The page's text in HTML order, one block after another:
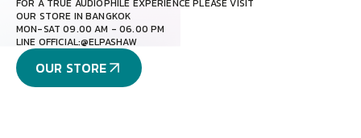
FOR A TRUE AUDIOPHILE EXPERIENCE PLEASE VISIT
OUR STORE IN BANGKOK
MON-SAT 09.00 AM - 06.00 PM
LINE OFFICIAL:@ELPASHAW
OUR STORE